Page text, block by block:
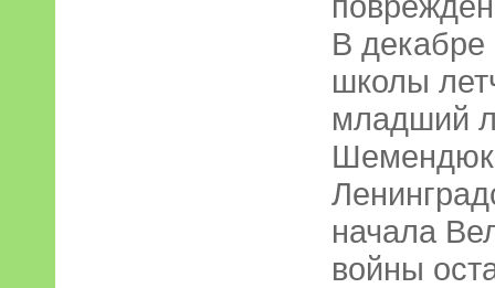
В декабре
школы
младший
Шемендюк
начала
войны